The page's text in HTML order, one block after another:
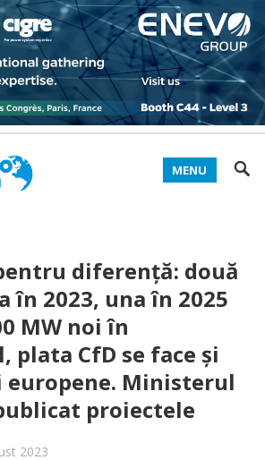
MENU
diferență: două
în 2023, una în 2025
MW noi în
plata CfD se face și
Ministerul
proiectele
2023